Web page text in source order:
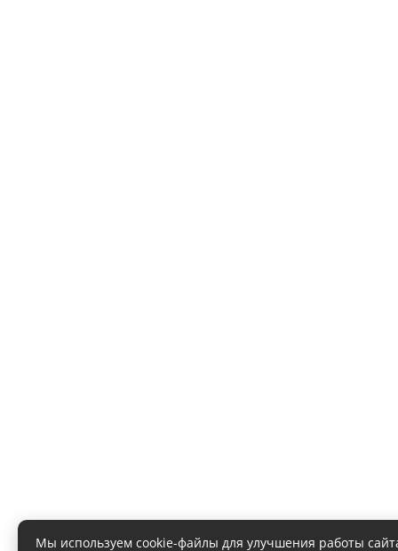
Мы используем cookie-файлы для улучшения работы